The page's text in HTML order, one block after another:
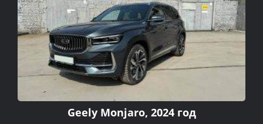
Geely Monjaro, 2024 год